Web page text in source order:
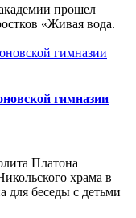
прошел
«Живая вода.
гимназии
Платона
храма в
для беседы с детьми